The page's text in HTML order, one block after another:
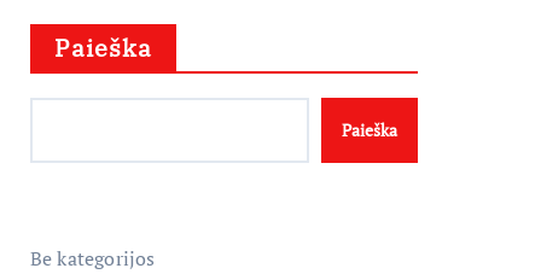
Paieška
Paieška
Be kategorijos